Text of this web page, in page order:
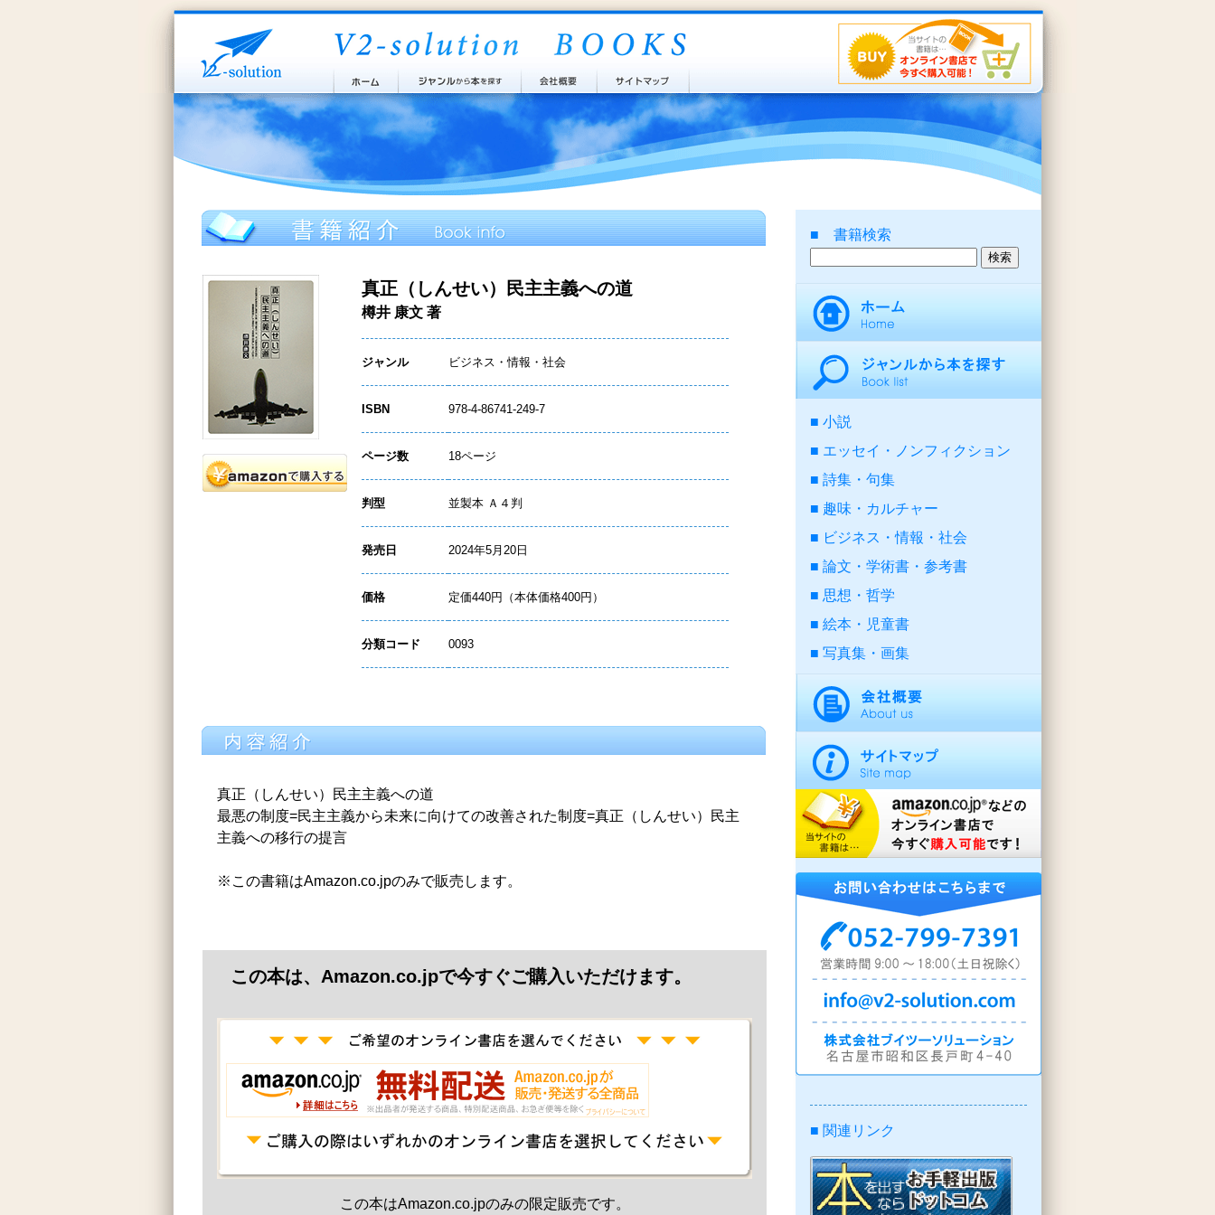
真正（しんせい）民主主義への道
樽井 康文 著
ジャンル ビジネス・情報・社会
ISBN 978-4-86741-249-7
ページ数 18ページ
判型 並製本 Ａ４判
発売日 2024年5月20日
価格 定価440円（本体価格400円）
分類コード 0093
真正（しんせい）民主主義への道
最悪の制度=民主主義から未来に向けての改善された制度=真正（しんせい）民主
主義への移行の提言
※この書籍はAmazon.co.jpのみで販売します。
この本は、Amazon.co.jpで今すぐご購入いただけます。
この本はAmazon.co.jpのみの限定販売です。
■ 書籍検索
小説
エッセイ・ノンフィクション
詩集・句集
趣味・カルチャー
ビジネス・情報・社会
論文・学術書・参考書
思想・哲学
絵本・児童書
写真集・画集
■ 関連リンク